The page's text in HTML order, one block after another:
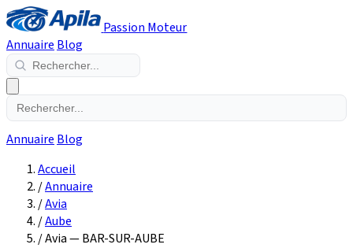
Passion Moteur
Annuaire Blog
Annuaire Blog
Accueil
/Annuaire
/Avia
/Aube
/Avia — BAR-SUR-AUBE